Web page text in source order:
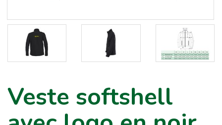
Veste softshell